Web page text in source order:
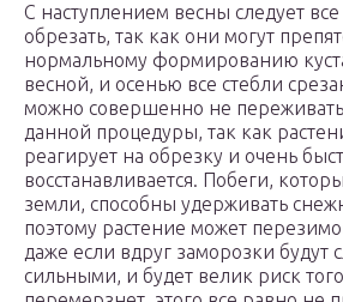
С наступлением весны следует
обрезать, так как они могут
нормальному формированию
весной, и осенью все стебли
можно совершенно не переживать
данной процедуры, так как
реагирует на обрезку и очень
восстанавливается. Побеги,
земли, способны удерживать
поэтому растение может
даже если вдруг заморозки будут
сильными, и будет велик риск